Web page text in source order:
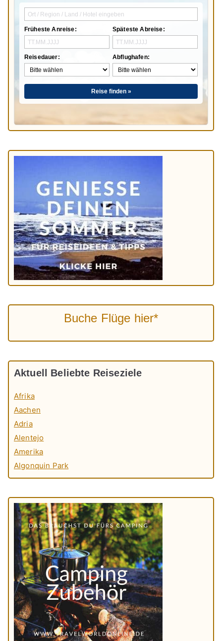
Früheste Anreise:
Reisedauer:
Späteste Abreise:
Abflughafen:
Reise finden »
Buche Flüge hier*
Aktuell Beliebte Reiseziele
Afrika
Aachen
Adria
Alentejo
Amerika
Algonquin Park